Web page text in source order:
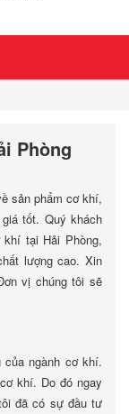
Phòng
sản phẩm cơ khí,
tốt. Quý khách
tại Hải Phòng,
lượng cao. Xin
vị chúng tôi sẽ
của ngành cơ khí.
khí. Do đó ngay
đã có sự đầu tư